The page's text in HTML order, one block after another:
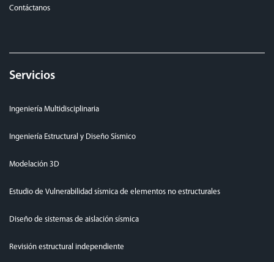
Contáctanos
Servicios
Ingeniería Multidisciplinaria
Ingeniería Estructural y Diseño Sísmico
Modelación 3D
Estudio de Vulnerabilidad sísmica de elementos no estructurales
Diseño de sistemas de aislación sísmica
Revisión estructural independiente